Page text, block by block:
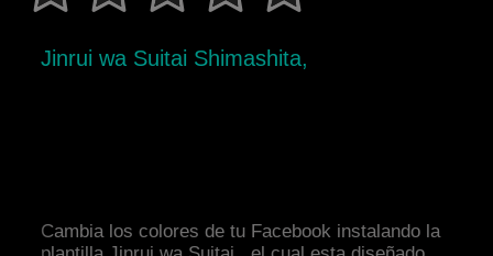
Jinrui wa Suitai Shimashita,
Cambia los colores de tu Facebook instalando la